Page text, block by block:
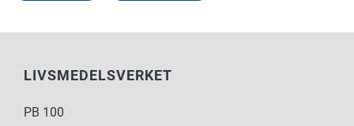
LIVSMEDELSVERKET
PB 100